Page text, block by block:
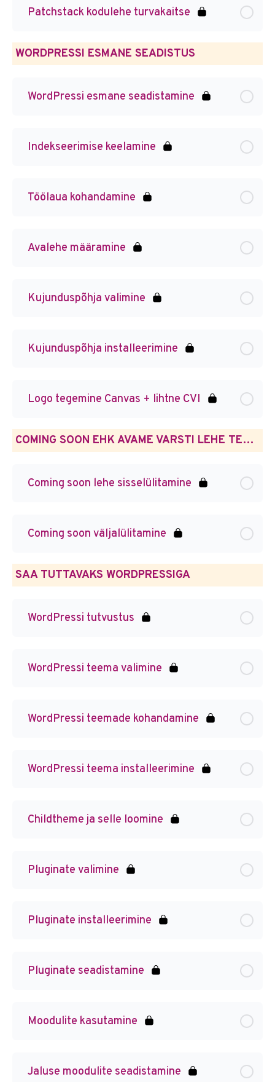
Patchstack kodulehe turvakaitse
WORDPRESSI ESMANE SEADISTUS
WordPressi esmane seadistamine
Indekseerimise keelamine
Töölaua kohandamine
Avalehe määramine
Kujunduspõhja valimine
Kujunduspõhja installeerimine
Logo tegemine Canvas + lihtne CVI
COMING SOON EHK AVAME VARSTI LEHE TEGEMINE
Coming soon lehe sisselülitamine
Coming soon väljalülitamine
SAA TUTTAVAKS WORDPRESSIGA
WordPressi tutvustus
WordPressi teema valimine
WordPressi teemade kohandamine
WordPressi teema installeerimine
Childtheme ja selle loomine
Pluginate valimine
Pluginate installeerimine
Pluginate seadistamine
Moodulite kasutamine
Jaluse moodulite seadistamine